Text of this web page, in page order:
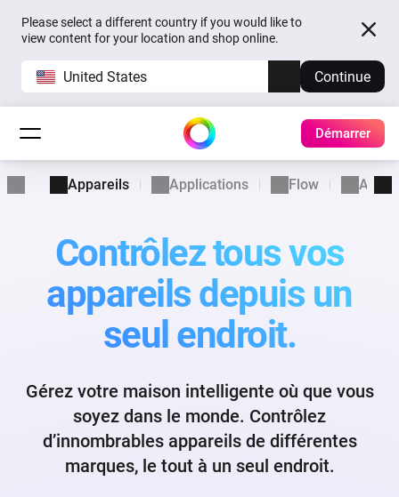
Please select a different country if you would like to
view content for your location and shop online.
United States Continue
Démarrer
Appareils Applications Flow
Contrôlez tous vos
appareils depuis un
seul endroit.
Gérez votre maison intelligente où que vous
soyez dans le monde. Contrôlez
d’innombrables appareils de différentes
marques, le tout à un seul endroit.